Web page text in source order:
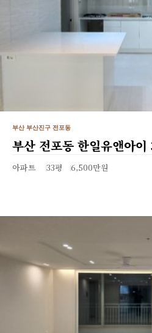
부산 부산진구 전포동
부산 전포동 한일유앤아이
아파트 33평 6,500만원